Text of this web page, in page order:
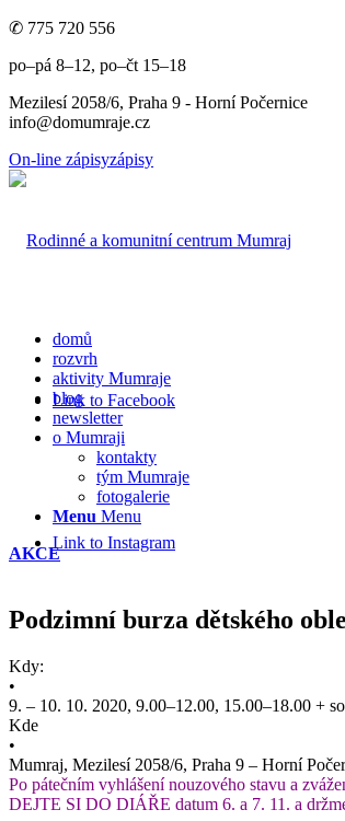
✆ 775 720 556
po–pá 8–12, po–čt 15–18
Mezilesí 2058/6, Praha 9 - Horní Počernice
info@domumraje.cz
On-line zápisyzápisy
Link to Facebook
Link to Instagram
domů
rozvrh
aktivity Mumraje
blog
newsletter
o Mumraji
kontakty
tým Mumraje
fotogalerie
Menu Menu
AKCE
Podzimní burza dětského
Kdy:
•
9. – 10. 10. 2020, 9.00–12.00, 15.00–18.00 + so
Kde
•
Mumraj, Mezilesí 2058/6, Praha 9 – Horní
Po pátečním vyhlášení nouzového stavu a
DEJTE SI DO DIÁŘE datum 6. a 7. 11. a